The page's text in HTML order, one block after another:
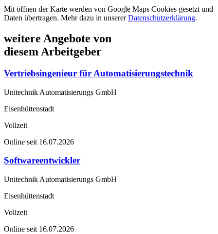
Mit öffnen der Karte werden von Google Maps Cookies gesetzt und
Daten übertragen. Mehr dazu in unsererDatenschutzerklärung.
weitere Angebote von
diesem Arbeitgeber
Vertriebsingenieur für Automatisierungstechnik
Unitechnik Automatisierungs GmbH
Eisenhüttenstadt
Vollzeit
Online seit 16.07.2026
Softwareentwickler
Unitechnik Automatisierungs GmbH
Eisenhüttenstadt
Vollzeit
Online seit 16.07.2026